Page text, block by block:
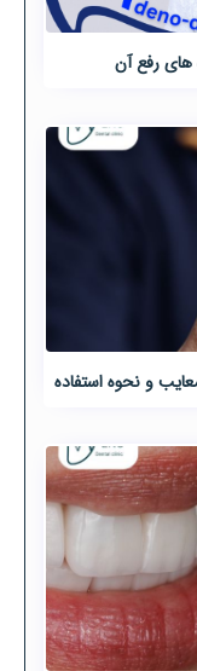
رفع آن
و نحوه استفاده